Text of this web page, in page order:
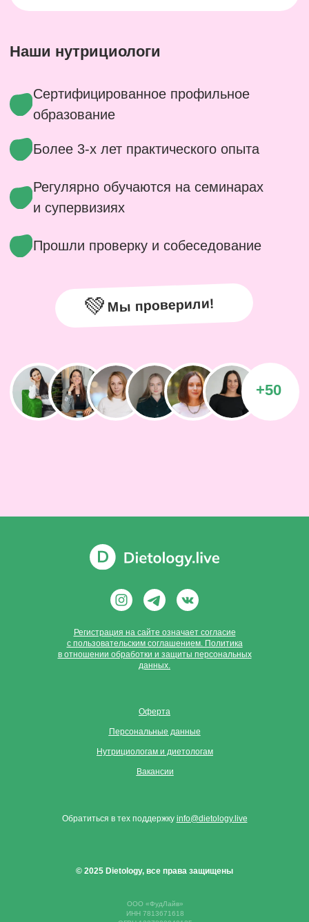
Регистрация на сайте означает согласие
с пользовательским соглашением. Политика
в отношении обработки и защиты персональных
данных.
Оферта
Персональные данные
Нутрициологам и диетологам
© 2025 Dietology, все права защищены
Обратиться в тех поддержку info@dietology.live
Вакансии
ООО «ФудЛайв»
ИНН 7813671618